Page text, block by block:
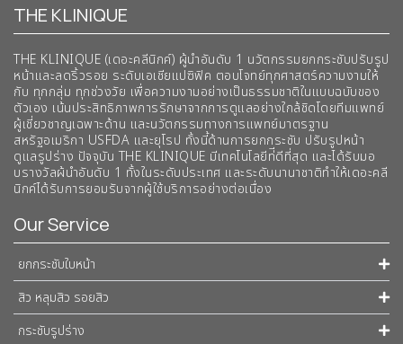
THE KLINIQUE
THE KLINIQUE (เดอะคลีนิกค์) ผู้นำอันดับ 1 นวัตกรรมยกกระชับปรับรูป
หน้าและลดริ้วรอย ระดับเอเชียแปซิฟิค ตอบโจทย์ทุกศาสตร์ความงามให้
กับ ทุกกลุ่ม ทุกช่วงวัย เพื่อความงามอย่างเป็นธรรมชาติในแบบฉบับของ
ตัวเอง เน้นประสิทธิภาพการรักษาจากการดูแลอย่างใกล้ชิดโดยทีมแพทย์
ผู้เชี่ยวชาญเฉพาะด้าน และนวัตกรรมทางการแพทย์มาตรฐาน
สหรัฐอเมริกา USFDA และยุโรป ทั้งนี้ด้านการยกกระชับ ปรับรูปหน้า
ดูแลรูปร่าง ปัจจุบัน THE KLINIQUE มีเทคโนโลยีท่ีดีที่สุด และได้รับมอ
บรางวัลผ้นำอันดับ 1 ทั้งในระดับประเทศ และระดับนานาชาติทําให้เดอะคลี
นิกค์ได้รับการยอมรับจากผู้ใช้บริการอย่างต่อเนื่อง
Our Service
ยกกระชับใบหน้า
สิว หลุมสิว รอยสิว
กระชับรูปร่าง